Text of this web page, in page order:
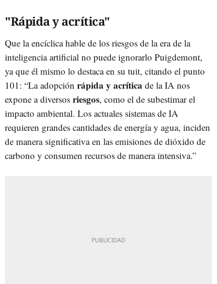
"Rápida y acrítica"
Que la encíclica hable de los riesgos de la era de la
inteligencia artificial no puede ignorarlo Puigdemont,
ya que él mismo lo destaca en su tuit, citando el punto
101: “La adopción rápida y acrítica de la IA nos
expone a diversos riesgos, como el de subestimar el
impacto ambiental. Los actuales sistemas de IA
requieren grandes cantidades de energía y agua, inciden
de manera significativa en las emisiones de dióxido de
carbono y consumen recursos de manera intensiva.”